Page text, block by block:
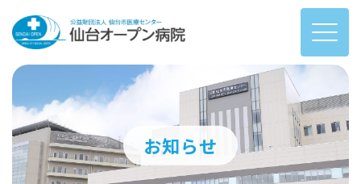
お知らせ